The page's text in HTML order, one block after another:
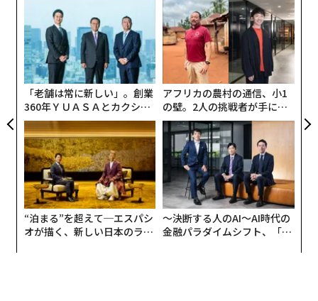
「老舗は常に新しい」。創業
360年ＹＵＡＳＡとカクシン
CEO田尻望が語る、AIを超え
る人の価値
アフリカの農村の通信、小1
の壁。2人の挑戦者が手にし
た「次なる武器」
“泊まる”を超えて─エスパシ
オが描く、新しい日本のラグ
〜決断する人のAI〜AI時代の
金融パラダイムシフト、「超